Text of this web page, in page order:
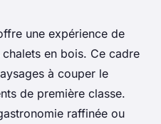
pour un
un chalet à
de lecture
une expérience de
en bois. Ce cadre
à couper le
de première classe.
raffinée ou